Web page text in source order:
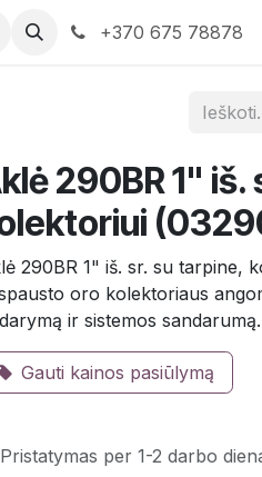
+370 675 78878
290BR 1" iš.
290BR 1" iš. sr. su tarpine,
oro kolektoriaus
ir sistemos sandarumą.
Gauti kainos pasiūlymą
Pristatymas per 1-2 darbo